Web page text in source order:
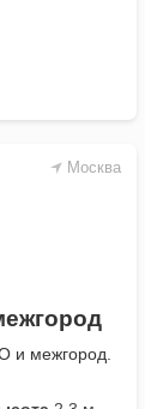
Москва
и межгород.